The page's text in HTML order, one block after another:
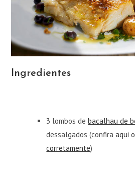
Ingredientes
3 lombos debacalhau de
dessalgados (confiraaqui
corretamente)